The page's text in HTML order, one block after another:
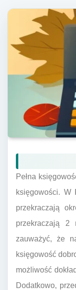
Pełna
księgowości. W
przekraczają
przekraczają 2
zauważyć, że
księgowość
możliwość
Dodatkowo,